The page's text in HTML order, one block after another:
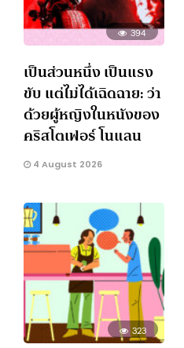
394
เป็นส่วนหนึ่ง เป็นแรง
ขับ แต่ไม่ได้เฉิดฉาย: ว่า
ด้วยผู้หญิงในหนังของ
คริสโตเฟอร์ โนแลน
4 August 2026
323